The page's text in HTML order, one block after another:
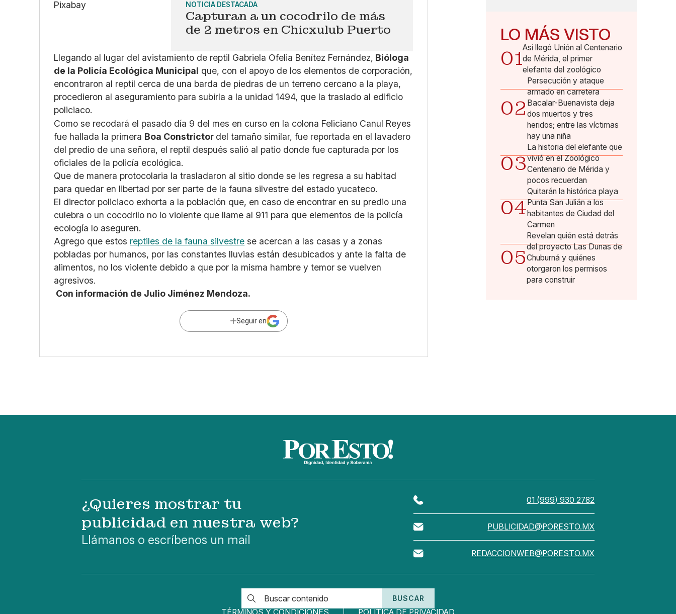
NOTICIA DESTACADA
Capturan a un cocodrilo de más
de 2 metros en Chicxulub Puerto
Llegando al lugar del avistamiento de reptil Gabriela Ofelia Benítez Fernández, Bióloga
de la Policía Ecológica Municipal que, con el apoyo de los elementos de corporación,
encontraron al reptil cerca de una barda de piedras de un terreno cercano a la playa,
procedieron al aseguramiento para subirla a la unidad 1494, que la traslado al edificio
policiaco.
Como se recodará el pasado día 9 del mes en curso en la colona Feliciano Canul Reyes
fue hallada la primera Boa Constrictor del tamaño similar, fue reportada en el lavadero
del predio de una señora, el reptil después salió al patio donde fue capturada por los
oficiales de la policía ecológica.
Que de manera protocolaria la trasladaron al sitio donde se les regresa a su habitad
para quedar en libertad por ser parte de la fauna silvestre del estado yucateco.
El director policiaco exhorta a la población que, en caso de encontrar en su predio una
culebra o un cocodrilo no lo violente que llame al 911 para que elementos de la policía
ecología lo aseguren.
Agrego que estos reptiles de la fauna silvestre se acercan a las casas y a zonas
pobladas por humanos, por las constantes lluvias están desubicados y ante la falta de
alimentos, no los violente debido a que por la misma hambre y temor se vuelven
agresivos.
Con información de Julio Jiménez Mendoza.
Seguir en
LO MÁS VISTO
01Así llegó Unión al Centenario
de Mérida, el primer
elefante del zoológico
02
Persecución y ataque
armado en carretera
Bacalar-Buenavista deja
dos muertos y tres
heridos; entre las víctimas
hay una niña
03
La historia del elefante que
vivió en el Zoológico
Centenario de Mérida y
pocos recuerdan
04
Quitarán la histórica playa
Punta San Julián a los
habitantes de Ciudad del
Carmen
05
Revelan quién está detrás
del proyecto Las Dunas de
Chuburná y quiénes
otorgaron los permisos
para construir
¿Quieres mostrar tu
publicidad en nuestra web?
Llámanos o escríbenos un mail
01 (999) 930 2782
PUBLICIDAD@PORESTO.MX
REDACCIONWEB@PORESTO.MX
BUSCAR